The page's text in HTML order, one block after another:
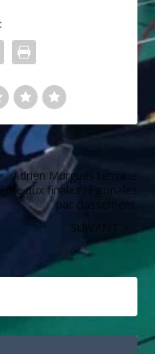
Adrien Murgues termine
aux finales régionales
par classement.